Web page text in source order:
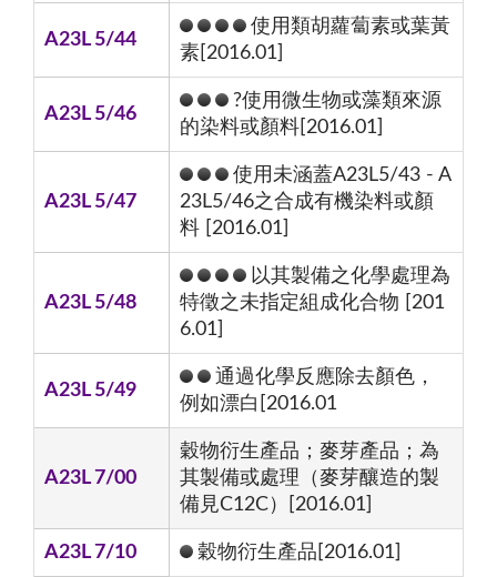
A23L 5/44
使用類胡蘿蔔素或葉黃
素[2016.01]
A23L 5/46
?使用微生物或藻類來源
的染料或顏料[2016.01]
A23L 5/47
使用未涵蓋A23L5/43 - A
23L5/46之合成有機染料或顏
料 [2016.01]
A23L 5/48
以其製備之化學處理為
特徵之未指定組成化合物 [201
6.01]
A23L 5/49
通過化學反應除去顏色，
例如漂白[2016.01
A23L 7/00
穀物衍生產品；麥芽產品；為
其製備或處理（麥芽釀造的製
備見C12C）[2016.01]
A23L 7/10 穀物衍生產品[2016.01]